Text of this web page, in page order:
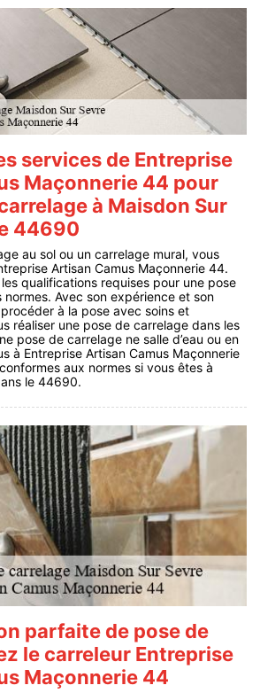
services de Entreprise
Maçonnerie 44 pour
à Maisdon Sur
44690
au sol ou un carrelage mural, vous
Artisan Camus Maçonnerie 44.
qualifications requises pour une pose
Avec son expérience et son
à la pose avec soins et
réaliser une pose de carrelage dans les
pose de carrelage ne salle d’eau ou en
à Entreprise Artisan Camus Maçonnerie
aux normes si vous êtes à
le 44690.
parfaite de pose de
le carreleur Entreprise
Maçonnerie 44